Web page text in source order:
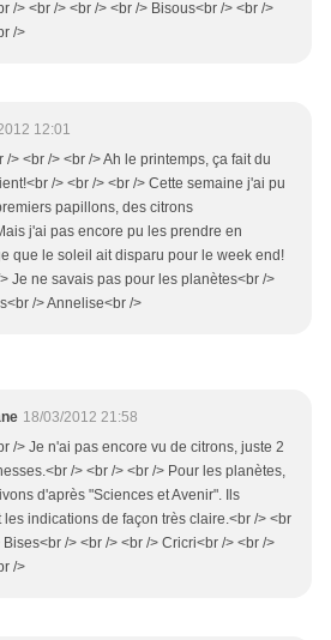
/> <br /> <br /> <br /> Bisous<br /> <br />
/>
12:01
/> <br /> <br /> Ah le printemps, ça fait du
/> <br /> <br /> Cette semaine j'ai pu
papillons, des citrons
j'ai pas encore pu les prendre en
que le soleil ait disparu pour le week end!
Je ne savais pas pour les planètes<br />
/> Annelise<br />
18/03/2012 21:58
/> Je n'ai pas encore vu de citrons, juste 2
/> <br /> <br /> Pour les planètes,
d'après "Sciences et Avenir". Ils
les indications de façon très claire.<br /> <br
Bises<br /> <br /> <br /> Cricri<br /> <br />
/>